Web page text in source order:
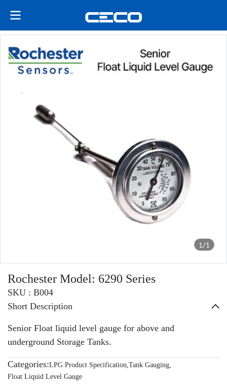
1/1
Rochester Model: 6290 Series
SKU : B004
Short Description
Senior Float liquid level gauge for above and
underground Storage Tanks.
Categories:LPG Product Specification,Tank Gauging,
Float Liquid Level Gauge